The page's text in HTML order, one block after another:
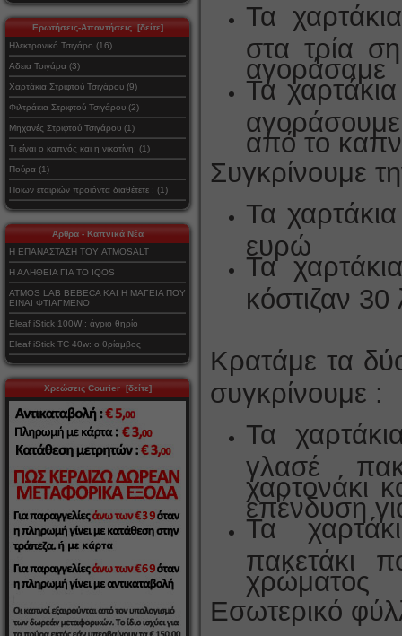
Ερωτήσεις-Απαντήσεις [δείτε]
Ηλεκτρονικό Τσιγάρο (16)
Αδεια Τσιγάρα (3)
Χαρτάκια Στριφτού Τσιγάρου (9)
Φιλτράκια Στριφτού Τσιγάρου (2)
Μηχανές Στριφτού Τσιγάρου (1)
Τι είναι ο καπνός και η νικοτίνη; (1)
Πούρα (1)
Ποιων εταιριών προϊόντα διαθέτετε ; (1)
Αρθρα - Καπνικά Νέα
Η ΕΠΑΝΑΣΤΑΣΗ ΤΟΥ ATMOSALT
Η ΑΛΗΘΕΙΑ ΓΙΑ ΤΟ IQOS
ATMOS LAB BEBECA ΚΑΙ Η ΜΑΓΕΙΑ ΠΟΥ
ΕΙΝΑΙ ΦΤΙΑΓΜΕΝΟ
Eleaf iStick 100W : άγριο θηρίο
Eleaf iStick TC 40w: ο θρίαμβος
Χρεώσεις Courier [δείτε]
Τα
στα τρία
αγοράσαμε
Τα
από το
Συγκρίνουμε
Τα
ευρώ
Τα
κόστιζαν
Κρατάμε τα
συγκρίνουμε :
Τα
γλασέ
χαρτονάκι
επένδυση
Τα
πακετάκι
χρώματος
Εσωτερικό